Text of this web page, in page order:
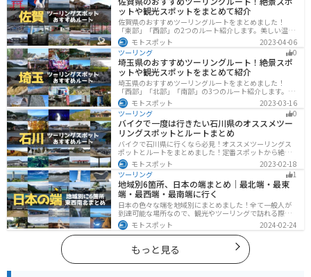
ットや観光スポットをまとめて紹介
佐賀県のおすすめツーリングルートをまとめました！
「東部」「西部」の2つのルート紹介します。美しい温泉
地や古墳群、歴史ある城や神社仏閣など、バイクツーリ
ングに適したスポットが多数存在し、様々な楽しみ方が
できます。バイクで佐賀県にツーリングに行く際は参考
にしてください。
モトスポット
2023-04-06
ツーリング
0
埼玉県のおすすめツーリングルート！絶景スポ
ットや観光スポットをまとめて紹介
埼玉県のおすすめツーリングルートをまとめました！
「西部」「北部」「南部」の3つのルート紹介します。自
然豊かな西側と街中の東側で違った楽しみ方ができま
す。バイクで埼玉県にツーリングに行く際は参考にして
ください。
モトスポット
2023-03-16
ツーリング
0
バイクで一度は行きたい石川県のオススメツー
リングスポットとルートまとめ
バイクで石川県に行くなら必見！オススメツーリングス
ポットとルートをまとめました！定番スポットから絶景
スポット、温泉、海、グルメなど様々なジャンルで楽し
めます。バイクで石川ツーリングに行こうと思っている
人は、参考にしてください。
モトスポット
2023-02-18
ツーリング
1
地域別6箇所、日本の端まとめ｜最北端・最東
端・最西端・最南端に行く
日本の色々な端を地域別にまとめました！全て一般人が
到達可能な場所なので、観光やツーリングで訪れる際の
参考にしてください。
モトスポット 2024-02-24
もっと見る